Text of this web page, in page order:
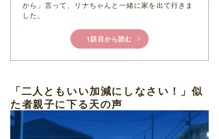
から」言って、リナちゃんと一緒に家を出て行きま
した。
1話目から読む
「二人ともいい加減にしなさい！」似
た者親子に下る天の声